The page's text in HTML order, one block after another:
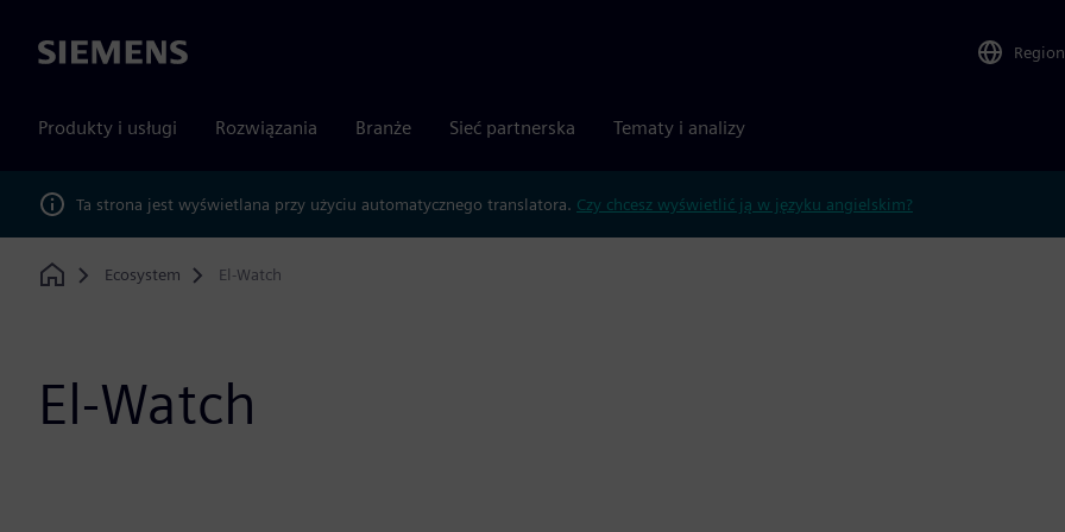
Siemens Region
Produkty i usługi Rozwiązania Branże Sieć partnerska Tematy i analizy
Ta strona jest wyświetlana przy użyciu automatycznego translatora. Czy chcesz wyświetlić ją w języku angielskim?
Home
Ecosystem El-Watch
El-Watch